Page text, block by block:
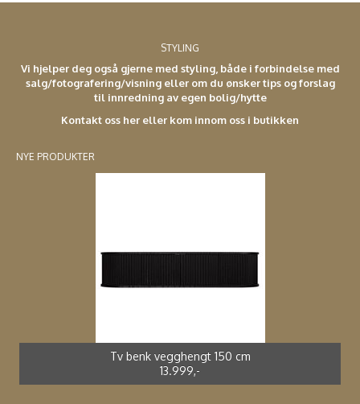
STYLING
Vi hjelper deg også gjerne med styling, både i forbindelse med
salg/fotografering/visning eller om du ønsker tips og forslag
til innredning av egen bolig/hytte
Kontakt oss her eller kom innom oss i butikken
NYE PRODUKTER
Tv benk vegghengt 150 cm
13.999,-